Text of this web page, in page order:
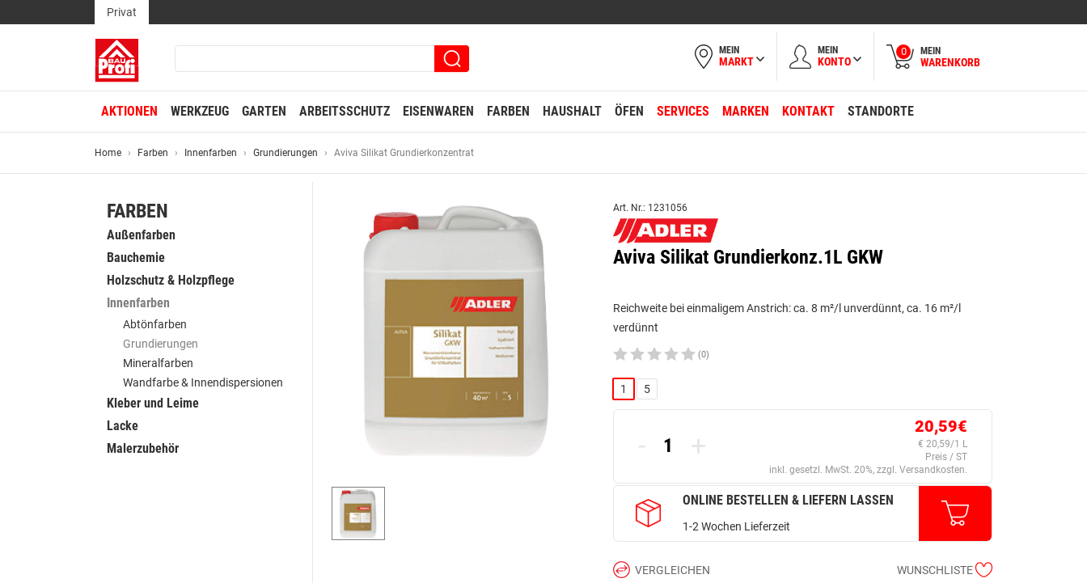
Privat
MEIN
MARKT
MEIN
KONTO
0 MEIN
WARENKORB
AKTIONEN WERKZEUG GARTEN ARBEITSSCHUTZ EISENWAREN FARBEN HAUSHALT ÖFEN SERVICES MARKEN KONTAKT STANDORTE
Home Farben Innenfarben Grundierungen Aviva Silikat Grundierkonzentrat
FARBEN
Außenfarben
Bauchemie
Holzschutz & Holzpflege
Innenfarben
Abtönfarben
Grundierungen
Mineralfarben
Wandfarbe & Innendispersionen
Kleber und Leime
Lacke
Malerzubehör
Art. Nr.: 1231056
Aviva Silikat Grundierkonz.1L GKW
Reichweite bei einmaligem Anstrich: ca. 8 m²/l unverdünnt, ca. 16 m²/l
verdünnt
(0)
1 5
- +
20,59€
€ 20,59/1 L
Preis / ST
inkl. gesetzl. MwSt. 20%, zzgl. Versandkosten.
ONLINE BESTELLEN & LIEFERN LASSEN
1-2 Wochen Lieferzeit
VERGLEICHEN WUNSCHLISTE